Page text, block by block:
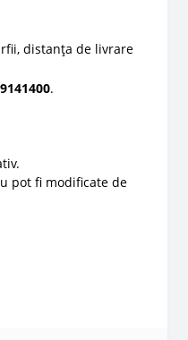
distanța de livrare
.
pot fi modificate de